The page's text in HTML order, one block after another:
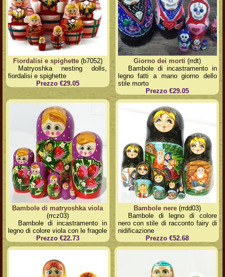
Fiordalisi e spighette(b7052)
Matryoshka nesting dolls,
fiordalisi e spighette
Prezzo €29.05
Giorno dei morti (rrdt)
Bambole di incastramento in
legno fatti a mano giorno dello
stile morto
Prezzo €29.05
Bambole di matryoshka viola
(rrcz03)
Bambole di incastramento in
legno di colore viola con le fragole
Prezzo €22.73
Bambole nere (rrdd03)
Bambole di legno di colore
nero con stile di racconto fairy di
nidificazione
Prezzo €52.68